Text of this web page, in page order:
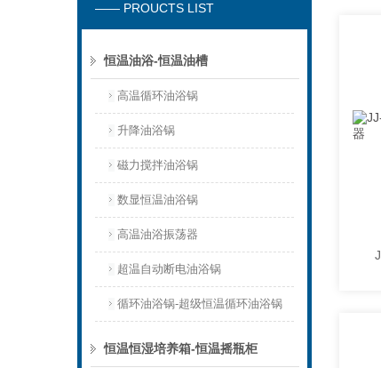
—— PROUCTS LIST
恒温油浴-恒温油槽
高温循环油浴锅
升降油浴锅
磁力搅拌油浴锅
数显恒温油浴锅
高温油浴振荡器
超温自动断电油浴锅
循环油浴锅-超级恒温循环油浴锅
恒温恒湿培养箱-恒温摇瓶柜